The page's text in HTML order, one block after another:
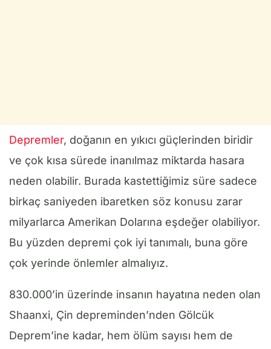
Depremler, doğanın en yıkıcı güçlerinden biridir
ve çok kısa sürede inanılmaz miktarda hasara
neden olabilir. Burada kastettiğimiz süre sadece
birkaç saniyeden ibaretken söz konusu zarar
milyarlarca Amerikan Dolarına eşdeğer olabiliyor.
Bu yüzden depremi çok iyi tanımalı, buna göre
çok yerinde önlemler almalıyız.
830.000’in üzerinde insanın hayatına neden olan
Shaanxi, Çin depreminden’nden Gölcük
Deprem’ine kadar, hem ölüm sayısı hem de